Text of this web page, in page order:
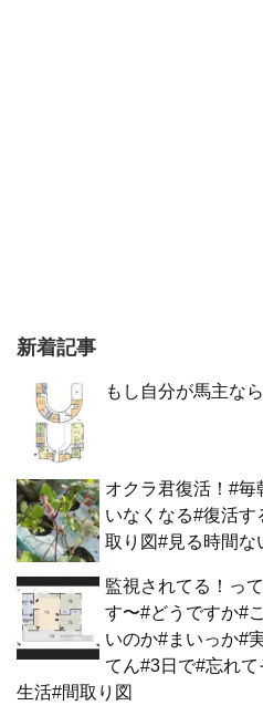
新着記事
もし自分が馬主な
オクラ君復活！#毎
いなくなる#復活す
取り図#見る時間な
監視されてる！っ
す〜#どうですか#
いのか#まいっか#
てん#3日で#忘れ
生活#間取り図